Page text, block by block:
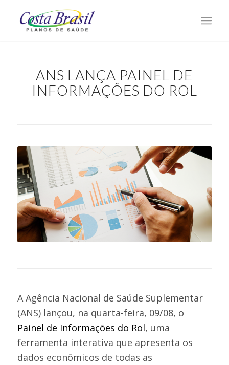
ANS LANÇA PAINEL DE
INFORMAÇÕES DO ROL
A Agência Nacional de Saúde Suplementar
(ANS) lançou, na quarta-feira, 09/08, o
Painel de Informações do Rol, uma
ferramenta interativa que apresenta os
dados econômicos de todas as